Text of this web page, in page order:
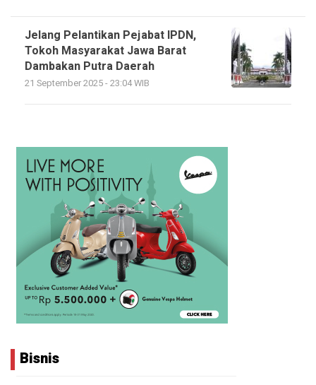
Jelang Pelantikan Pejabat IPDN,
Tokoh Masyarakat Jawa Barat
Dambakan Putra Daerah
21 September 2025 - 23:04 WIB
Bisnis